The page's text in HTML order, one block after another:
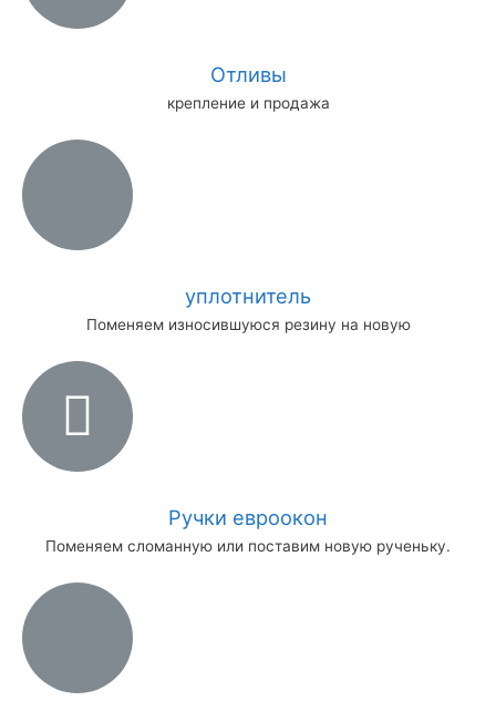
Отливы
крепление и продажа
уплотнитель
Поменяем износившуюся резину на новую
Ручки евроокон
Поменяем сломанную или поставим новую рученьку.